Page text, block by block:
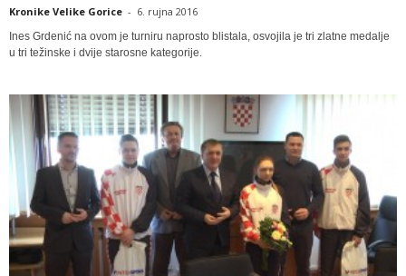
Kronike Velike Gorice - 6. rujna 2016
Ines Grdenić na ovom je turniru naprosto blistala, osvojila je tri zlatne medalje
u tri težinske i dvije starosne kategorije.